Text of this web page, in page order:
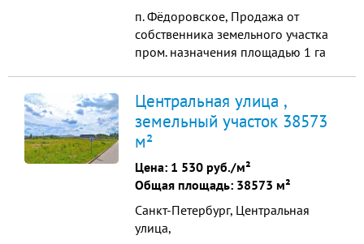
п. Фёдоровское, Продажа от
собственника земельного участка
пром. назначения площадью 1 га
-20 миллионов руб за один га.
Воможна продажа половины
участка. Консультант Феликс
Харитонович П2 Код объекта:
18854
Центральная улица ,
земельный участок 38573
м²
Цена: 1 530 руб./м²
Общая площадь: 38573 м²
Санкт-Петербург, Центральная
улица,